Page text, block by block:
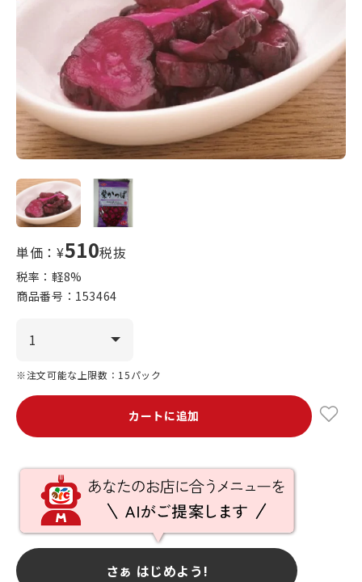
単価：¥510税抜
税率：軽8%
商品番号： 153464
※注文可能な上限数：15パック
カートに追加
さぁ はじめよう!